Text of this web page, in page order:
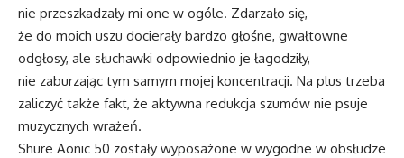
nie przeszkadzały mi one w ogóle. Zdarzało się,
że do moich uszu docierały bardzo głośne, gwałtowne
odgłosy, ale słuchawki odpowiednio je łagodziły,
nie zaburzając tym samym mojej koncentracji. Na plus trzeba
zaliczyć także fakt, że aktywna redukcja szumów nie psuje
muzycznych wrażeń.
Shure Aonic 50 zostały wyposażone w wygodne w obsłudze